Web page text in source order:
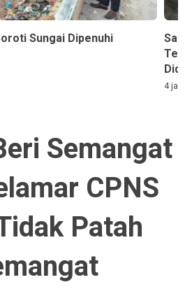
Sungai Dipenuhi
4 jam
Semangat
CPNS
Patah